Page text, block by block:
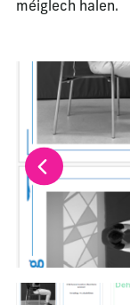
méiglech halen.
La modification
Changer la